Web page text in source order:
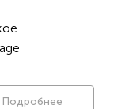
Подробнее